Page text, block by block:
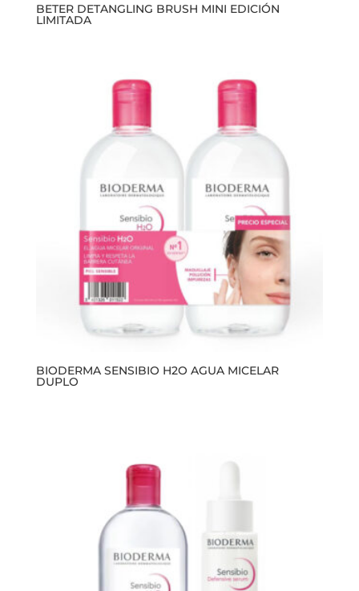
BETER DETANGLING BRUSH MINI EDICIÓN
LIMITADA
BIODERMA SENSIBIO H2O AGUA MICELAR
DUPLO